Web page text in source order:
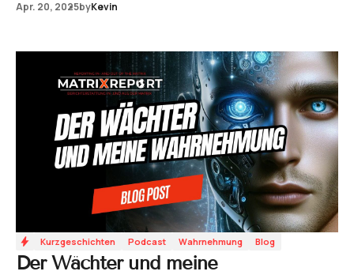
Apr. 20, 2025byKevin
Kurzgeschichten Podcast Wahrnehmung Blog
Der Wächter und meine